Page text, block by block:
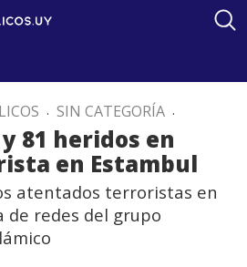
. SIN CATEGORÍA .
81 heridos en
en Estambul
atentados terroristas en
de redes del grupo